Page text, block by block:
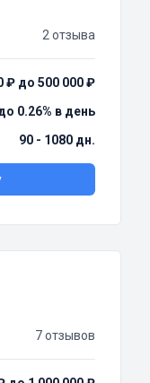
2 отзыва
₽ до 500 000 ₽
0.26% в день
90 - 1080 дн.
7 отзывов